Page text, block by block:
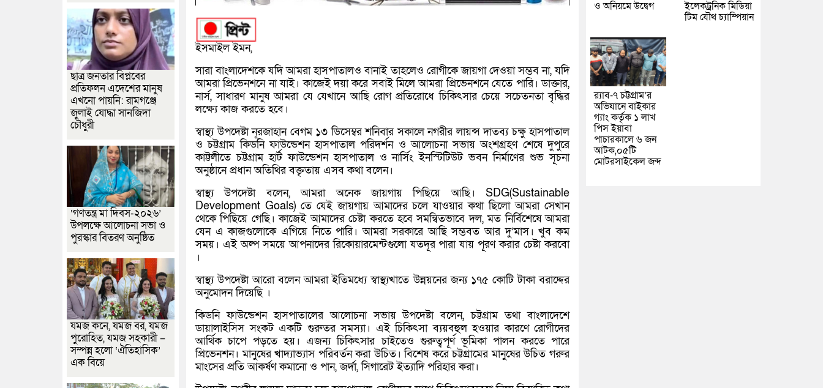
ইসমাইল ইমন,
সারা বাংলাদেশকে যদি আমরা হাসপাতালও বানাই তাহলেও রোগীকে জায়গা দেওয়া সম্ভব না, যদি
আমরা প্রিভেনশনে না যাই। কাজেই দয়া করে সবাই মিলে আমরা প্রিভেনশনে যেতে পারি। ডাক্তার,
নার্স, সাধারণ মানুষ আমরা যে যেখানে আছি রোগ প্রতিরোধে চিকিৎসার চেয়ে সচেতনতা বৃদ্ধির
লক্ষ্যে কাজ করতে হবে।
স্বাস্থ্য উপদেষ্টা নূরজাহান বেগম ১৩ ডিসেম্বর শনিবার সকালে নগরীর লায়ন্স দাতব্য চক্ষু হাসপাতাল
ও চট্টগ্রাম কিডনি ফাউন্ডেশন হাসপাতাল পরিদর্শন ও আলোচনা সভায় অংশগ্রহণ শেষে দুপুরে
কাট্টলীতে চট্টগ্রাম হার্ট ফাউন্ডেশন হাসপাতাল ও নার্সিং ইনস্টিটিউট ভবন নির্মাণের শুভ সূচনা
অনুষ্ঠানে প্রধান অতিথির বক্তৃতায় এসব কথা বলেন।
স্বাস্থ্য উপদেষ্টা বলেন, আমরা অনেক জায়গায় পিছিয়ে আছি। SDG(Sustainable
Development Goals) তে যেই জায়গায় আমাদের চলে যাওয়ার কথা ছিলো আমরা সেখান
থেকে পিছিয়ে গেছি। কাজেই আমাদের চেষ্টা করতে হবে সমন্বিতভাবে দল, মত নির্বিশেষে আমরা
যেন এ কাজগুলোকে এগিয়ে নিতে পারি। আমরা সরকারে আছি সম্ভবত আর দু’মাস। খুব কম
সময়। এই অল্প সময়ে আপনাদের রিকোয়ারমেন্টগুলো যতদূর পারা যায় পূরণ করার চেষ্টা করবো
।
স্বাস্থ্য উপদেষ্টা আরো বলেন আমরা ইতিমধ্যে স্বাস্থ্যখাতে উন্নয়নের জন্য ১৭৫ কোটি টাকা বরাদ্দের
অনুমোদন দিয়েছি ।
কিডনি ফাউন্ডেশন হাসপাতালের আলোচনা সভায় উপদেষ্টা বলেন, চট্টগ্রাম তথা বাংলাদেশে
ডায়ালাইসিস সংকট একটি গুরুতর সমস্যা। এই চিকিৎসা ব্যয়বহুল হওয়ার কারণে রোগীদের
আর্থিক চাপে পড়তে হয়। এজন্য চিকিৎসার চাইতেও গুরুত্বপূর্ণ ভূমিকা পালন করতে পারে
প্রিভেনশন। মানুষের খাদ্যাভ্যাস পরিবর্তন করা উচিত। বিশেষ করে চট্টগ্রামের মানুষের উচিত গরুর
মাংসের প্রতি আকর্ষণ কমানো ও পান, জর্দা, সিগারেট ইত্যাদি পরিহার করা।
ছাত্র জনতার বিপ্লবের
প্রতিফলন এদেশের মানুষ
এখনো পায়নি: রামগঞ্জে
জুলাই যোদ্ধা সানজিদা
চৌধুরী
‘গণতন্ত্র মা দিবস-২০২৬’
উপলক্ষে আলোচনা সভা ও
পুরস্কার বিতরণ অনুষ্ঠিত
যমজ কনে, যমজ বর, যমজ
পুরোহিত, যমজ সহকারী –
সম্পন্ন হলো ‘ঐতিহাসিক’
এক বিয়ে
ও অনিয়মে উদ্বেগ
ইলেকট্রনিক মিডিয়া
টিম যৌথ চ্যাম্পিয়ান
র‌্যাব-৭ চট্টগ্রাম’র
অভিযানে বাইকার
গ্যাং কর্তৃক ১ লাখ
পিস ইয়াবা
পাচারকালে ৬ জন
আটক,০৫টি
মোটরসাইকেল জব্দ